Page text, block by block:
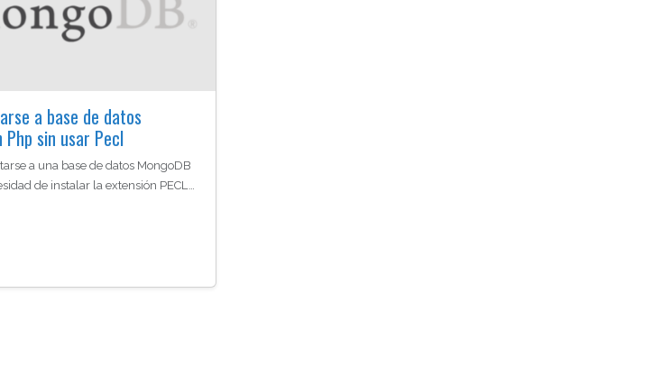
a base de datos
Php sin usar Pecl
a una base de datos MongoDB
de instalar la extensión PECL…